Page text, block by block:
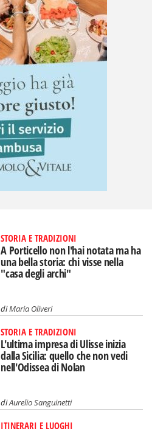
STORIA E TRADIZIONI
A Porticello non l'hai notata ma ha
una bella storia: chi visse nella
"casa degli archi"
diMaria Oliveri
STORIA E TRADIZIONI
L'ultima impresa di Ulisse inizia
dalla Sicilia: quello che non vedi
nell'Odissea di Nolan
diAurelio Sanguinetti
ITINERARI E LUOGHI